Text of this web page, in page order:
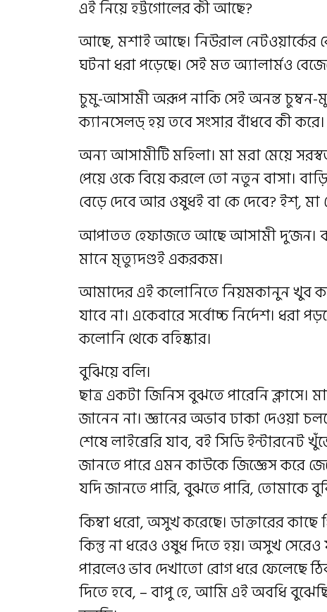
এই নিয়ে হট্টগোলের কী আছে?
আছে, মশাই আছে। নিউরাল নেটওয়ার্কের
ঘটনা ধরা পড়েছে। সেই মত অ্যালার্মও
চুমু-আসামী অরূপ নাকি সেই অনন্ত চুম্বন-
ক্যানসেলড্ হয় তবে সংসার বাঁধবে কী করে।
অন্য আসামীটি মহিলা। মা মরা মেয়ে
পেয়ে ওকে বিয়ে করলে তো নতুন বাসা।
বেড়ে দেবে আর ওষুধই বা কে দেবে? ইশ্,
আপাতত হেফাজতে আছে আসামী দু’জন।
মানে মৃত্যুদণ্ডই একরকম।
আমাদের এই কলোনিতে নিয়মকানুন খুব
যাবে না। একেবারে সর্বোচ্চ নির্দেশ। ধরা
কলোনি থেকে বহিষ্কার।
বুঝিয়ে বলি।
ছাত্র একটা জিনিস বুঝতে পারেনি ক্লাসে।
জানেন না। জ্ঞানের অভাব ঢাকা দেওয়া
শেষে লাইব্রেরি যাব, বই সিডি
জানতে পারে এমন কাউকে জিজ্ঞেস করে
যদি জানতে পারি, বুঝতে পারি, তোমাকে
কিম্বা ধরো, অসুখ করেছে। ডাক্তারের
কিন্তু না ধরেও ওষুধ দিতে হয়। অসুখ
পারলেও ভাব দেখাতো রোগ ধরে ফেলেছে
দিতে হবে, – বাপু হে, আমি এই অবধি